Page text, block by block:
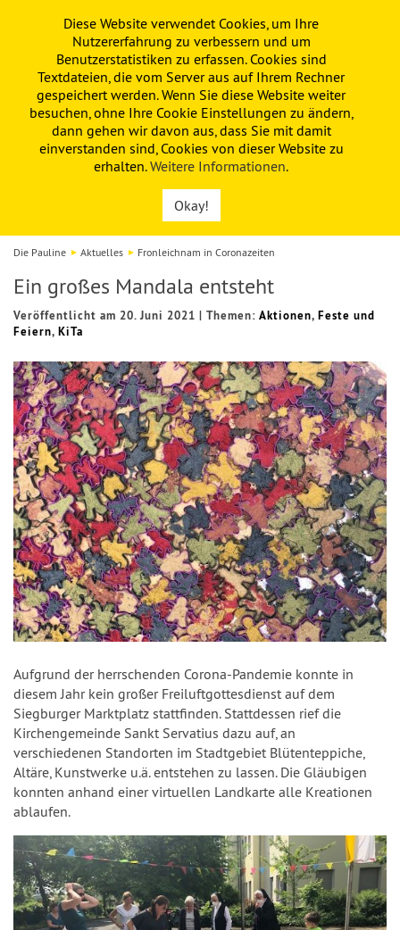
PAULINE KITA FÖRDERVEREIN
Die Pauline Aktuelles Fronleichnam in Coronazeiten
Ein großes Mandala entsteht
Veröffentlicht am 20. Juni 2021 | Themen: Aktionen, Feste und
Feiern, KiTa
Aufgrund der herrschenden Corona-Pandemie konnte in
diesem Jahr kein großer Freiluftgottesdienst auf dem
Siegburger Marktplatz stattfinden. Stattdessen rief die
Kirchengemeinde Sankt Servatius dazu auf, an
verschiedenen Standorten im Stadtgebiet Blütenteppiche,
Altäre, Kunstwerke u.ä. entstehen zu lassen. Die Gläubigen
konnten anhand einer virtuellen Landkarte alle Kreationen
ablaufen.
Diese Website verwendet Cookies, um Ihre
Nutzererfahrung zu verbessern und um
Benutzerstatistiken zu erfassen. Cookies sind
Textdateien, die vom Server aus auf Ihrem Rechner
gespeichert werden. Wenn Sie diese Website weiter
besuchen, ohne Ihre Cookie Einstellungen zu ändern,
dann gehen wir davon aus, dass Sie mit damit
einverstanden sind, Cookies von dieser Website zu
erhalten.Weitere Informationen.
Okay!